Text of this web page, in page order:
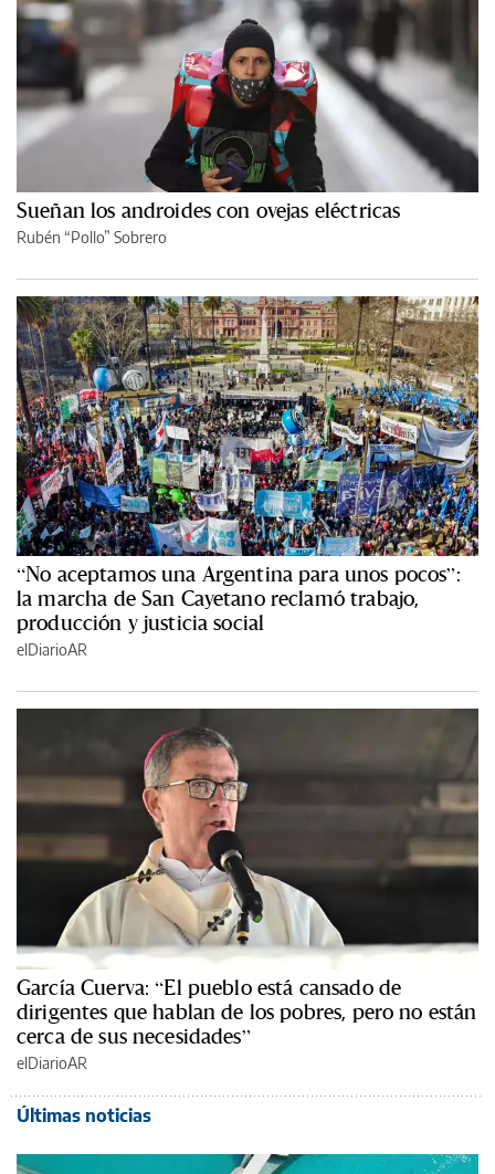
Sueñan los androides con ovejas eléctricas
Rubén “Pollo” Sobrero
“No aceptamos una Argentina para unos pocos”:
la marcha de San Cayetano reclamó trabajo,
producción y justicia social
elDiarioAR
García Cuerva: “El pueblo está cansado de
dirigentes que hablan de los pobres, pero no están
cerca de sus necesidades”
elDiarioAR
Últimas noticias